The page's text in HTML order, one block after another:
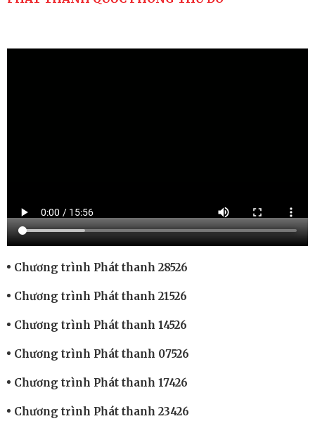
Chương trình Phát thanh 28526
Chương trình Phát thanh 21526
Chương trình Phát thanh 14526
Chương trình Phát thanh 07526
Chương trình Phát thanh 17426
Chương trình Phát thanh 23426